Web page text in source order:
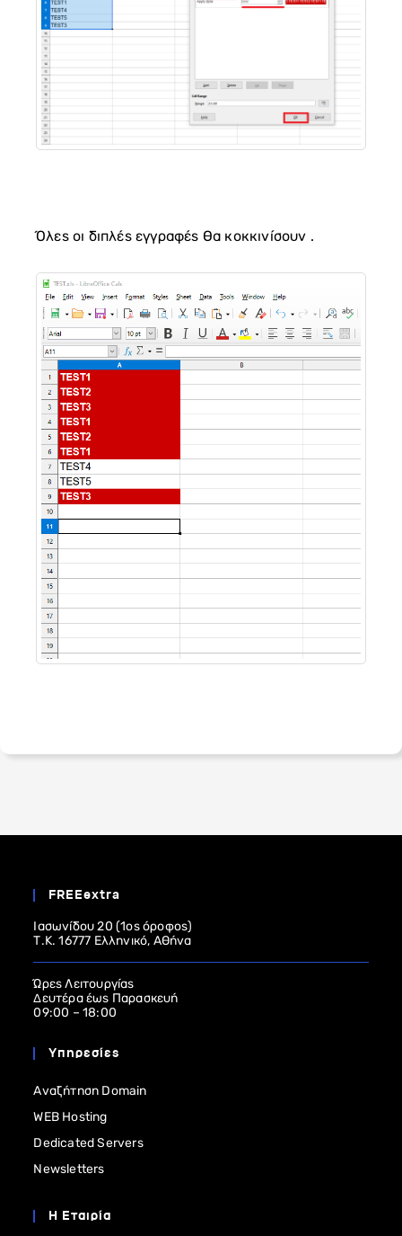
Όλες οι διπλές εγγραφές θα κοκκινίσουν .
FREEextra
Ιασωνίδου 20 (1ος όροφος)
Τ.Κ. 16777 Ελληνικό, Αθήνα
Ώρες Λειτουργίας
Δευτέρα έως Παρασκευή
09:00 – 18:00
Υπηρεσίες
Αναζήτηση Domain
WEB Hosting
Dedicated Servers
Newsletters
Η Εταιρία